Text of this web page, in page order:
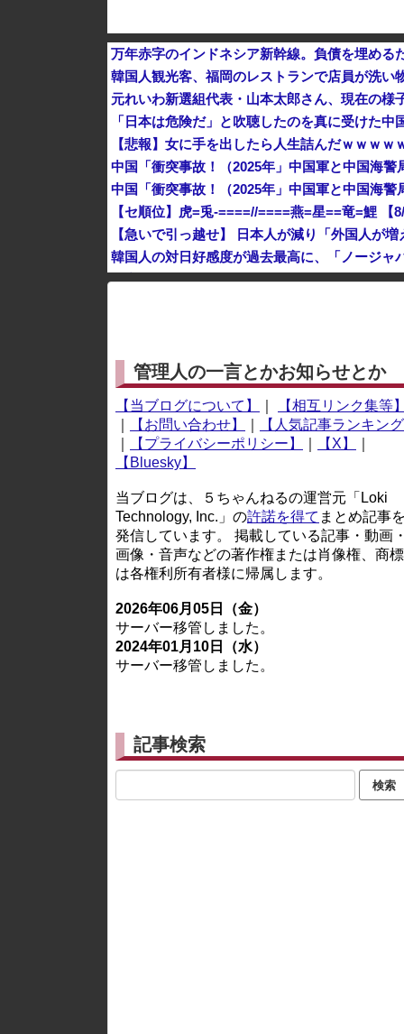
万年赤字のインドネシア新幹線。負債を埋める
韓国人観光客、福岡のレストランで店員が洗い
元れいわ新選組代表・山本太郎さん、現在の様
「日本は危険だ」と吹聴したのを真に受けた
【悲報】女に手を出したら人生詰んだｗｗｗ
【セ順位】虎=兎-====//====燕=星==竜=鯉 【8/
【急いで引っ越せ】 日本人が減り「外国人が
韓国人の対日好感度が過去最高に、「ノージャ
日産e-power、無給油で1980km走行しギネス
※アドブロック等の広告非表示プラグインやアドオン
管理人の一言とかお知らせとか
【当ブログについて】
【相互リンク集等】
【お問い合わせ】
【人気記事ランキング
【プライバシーポリシー】 【X】
【Bluesky】
当ブログは、５ちゃんねるの運営元「Loki
Technology, Inc.」の許諾を得て まとめ記事を
発信しています。 掲載している記事・動画・
画像・音声などの著作権または肖像権、商
は各権利所有者様に帰属します。
2026年06月05日（金）
サーバー移管しました。
2024年01月10日（水）
サーバー移管しました。
記事検索